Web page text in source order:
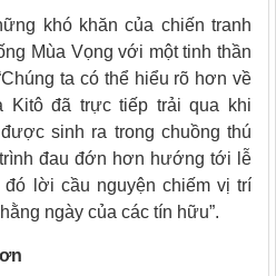
khó khăn của chiến tranh
Mùa Vọng với một tinh thần
ta có thể hiểu rõ hơn về
Kitô đã trực tiếp trải qua khi
sinh ra trong chuồng thú
đau đớn hơn hướng tới lễ
lời cầu nguyện chiếm vị trí
ngày của các tín hữu”.